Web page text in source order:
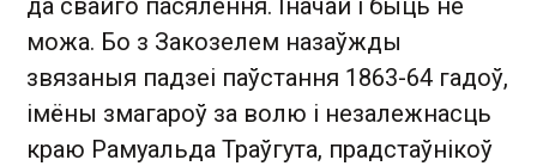
да свайго пасялення. Іначай і быць не
можа. Бо з Закозелем назаўжды
звязаныя падзеі паўстання 1863-64 гадоў,
імёны змагароў за волю і незалежнасць
краю Рамуальда Траўгута, прадстаўнікоў